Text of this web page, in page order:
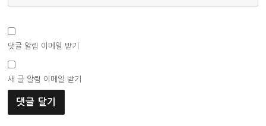
댓글 알림 이메일 받기
새 글 알림 이메일 받기